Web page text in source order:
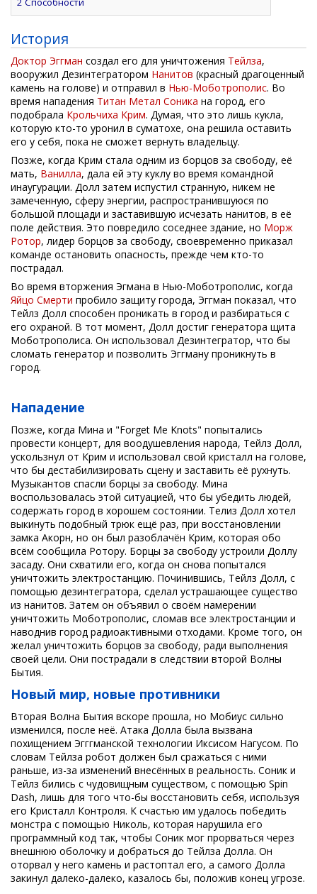
История
Доктор Эггман создал его для уничтожения Тейлза,
вооружил Дезинтегратором Нанитов (красный драгоценный
камень на голове) и отправил в Нью-Моботрополис. Во
время нападения Титан Метал Соника на город, его
подобрала Крольчиха Крим. Думая, что это лишь кукла,
которую кто-то уронил в суматохе, она решила оставить
его у себя, пока не сможет вернуть владельцу.
Позже, когда Крим стала одним из борцов за свободу, её
мать, Ванилла, дала ей эту куклу во время командной
инаугурации. Долл затем испустил странную, никем не
замеченную, сферу энергии, распространившуюся по
большой площади и заставившую исчезать нанитов, в её
поле действия. Это повредило соседнее здание, но Морж
Ротор, лидер борцов за свободу, своевременно приказал
команде остановить опасность, прежде чем кто-то
пострадал.
Во время вторжения Эгмана в Нью-Моботрополис, когда
Яйцо Смерти пробило защиту города, Эггман показал, что
Тейлз Долл способен проникать в город и разбираться с
его охраной. В тот момент, Долл достиг генератора щита
Моботрополиса. Он использовал Дезинтегратор, что бы
сломать генератор и позволить Эггману проникнуть в
город.
Нападение
Позже, когда Мина и "Forget Me Knots" попытались
провести концерт, для воодушевления народа, Тейлз Долл,
ускользнул от Крим и использовал свой кристалл на голове,
что бы дестабилизировать сцену и заставить её рухнуть.
Музыкантов спасли борцы за свободу. Мина
воспользовалась этой ситуацией, что бы убедить людей,
содержать город в хорошем состоянии. Телиз Долл хотел
выкинуть подобный трюк ещё раз, при восстановлении
замка Акорн, но он был разоблачён Крим, которая обо
всём сообщила Ротору. Борцы за свободу устроили Доллу
засаду. Они схватили его, когда он снова попытался
уничтожить электростанцию. Починившись, Тейлз Долл, с
помощью дезинтегратора, сделал устрашающее существо
из нанитов. Затем он объявил о своём намерении
уничтожить Моботрополис, сломав все электростанции и
наводнив город радиоактивными отходами. Кроме того, он
желал уничтожить борцов за свободу, ради выполнения
своей цели. Они пострадали в следствии второй Волны
Бытия.
Новый мир, новые противники
Вторая Волна Бытия вскоре прошла, но Мобиус сильно
изменился, после неё. Атака Долла была вызвана
похищением Эгггманской технологии Иксисом Нагусом. По
словам Тейлза робот должен был сражаться с ними
раньше, из-за изменений внесённых в реальность. Соник и
Тейлз бились с чудовищным существом, с помощью Spin
Dash, лишь для того что-бы восстановить себя, используя
его Кристалл Контроля. К счастью им удалось победить
монстра с помощью Николь, которая нарушила его
программный код так, чтобы Соник мог прорваться через
внешнюю оболочку и добраться до Тейлза Долла. Он
оторвал у него камень и растоптал его, а самого Долла
закинул далеко-далеко, казалось бы, положив конец угрозе.